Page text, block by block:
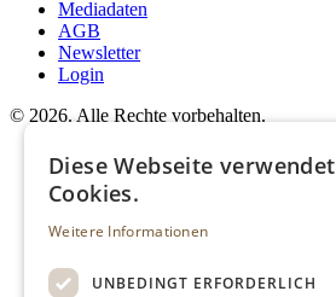
Mediadaten
AGB
Newsletter
Login
© 2026. Alle Rechte vorbehalten.
Diese Webseite verwendet
Cookies.
Weitere Informationen
UNBEDINGT ERFORDERLICH